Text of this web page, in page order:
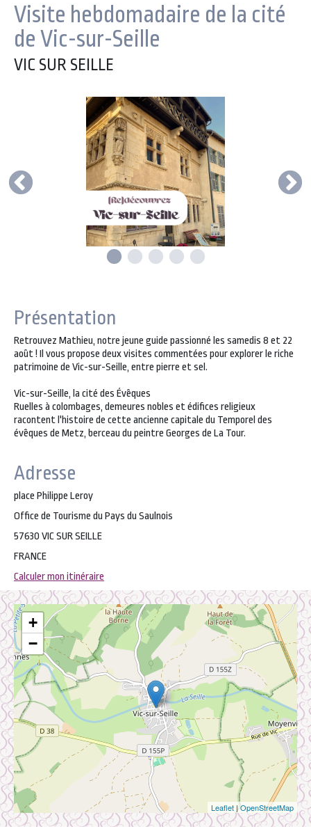
Visite hebdomadaire de la cité
de Vic-sur-Seille
VIC SUR SEILLE
Présentation
Retrouvez Mathieu, notre jeune guide passionné les samedis 8 et 22
août ! Il vous propose deux visites commentées pour explorer le riche
patrimoine de Vic-sur-Seille, entre pierre et sel.
Vic-sur-Seille, la cité des Évêques
Ruelles à colombages, demeures nobles et édifices religieux
racontent l'histoire de cette ancienne capitale du Temporel des
évêques de Metz, berceau du peintre Georges de La Tour.
Adresse
place Philippe Leroy
Office de Tourisme du Pays du Saulnois
57630 VIC SUR SEILLE
FRANCE
Calculer mon itinéraire
+
−
Leaflet |OpenStreetMap